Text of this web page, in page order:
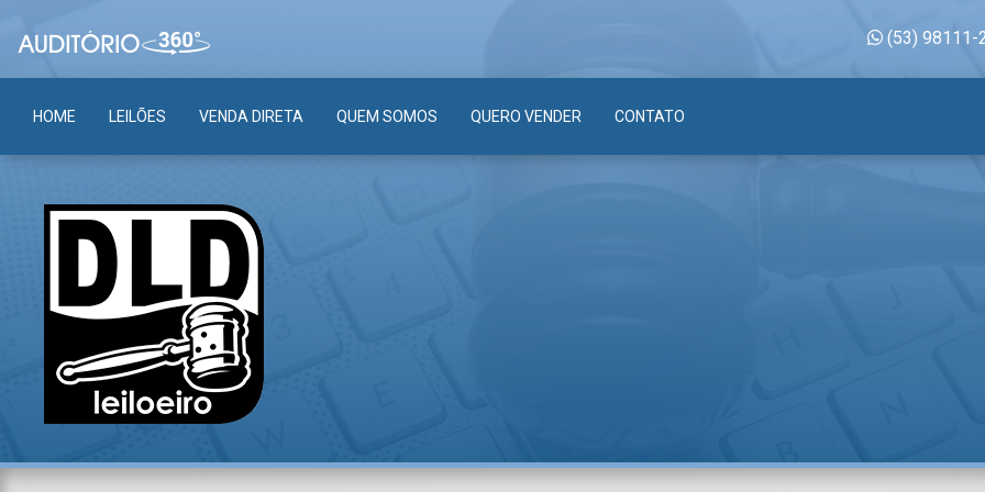
(53) 98111-
HOME LEILÕES VENDA DIRETA QUEM SOMOS QUERO VENDER CONTATO